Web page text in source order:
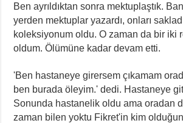
Ben ayrıldıktan sonra mektuplaştık.
yerden mektuplar yazardı, onları
koleksiyonum oldu. O zaman da bir iki
oldum. Ölümüne kadar devam etti.
'Ben hastaneye girersem çıkamam
ben burada öleyim.' dedi. Hastaneye
Sonunda hastanelik oldu ama oradan
zaman bilen yoktu Fikret'in kim